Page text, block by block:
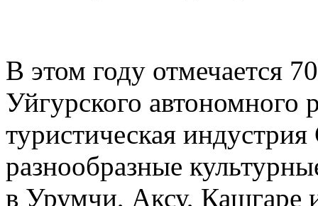
В этом году отмечается
Уйгурского автономного
туристическая
разнообразные
в Урумчи, Аксу, Кашгаре